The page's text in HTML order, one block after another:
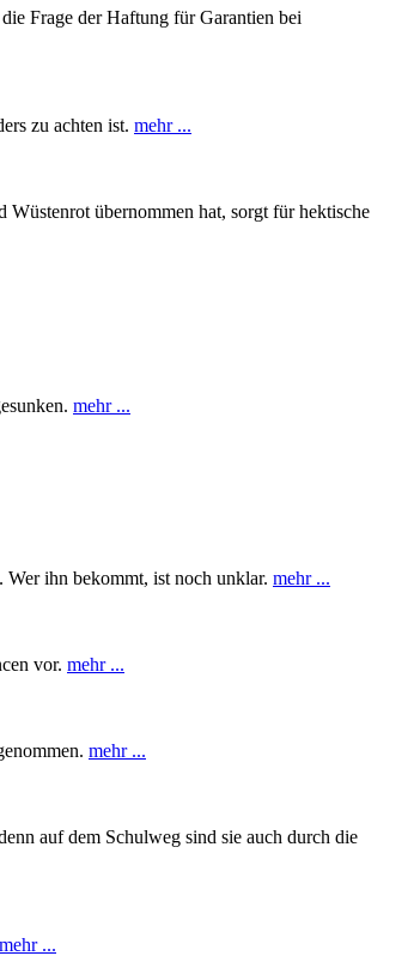
Frage der Haftung für Garantien bei
zu achten ist. mehr ...
übernommen hat, sorgt für hektische
mehr ...
ihn bekommt, ist noch unklar. mehr ...
vor. mehr ...
mehr ...
auf dem Schulweg sind sie auch durch die
mehr ...